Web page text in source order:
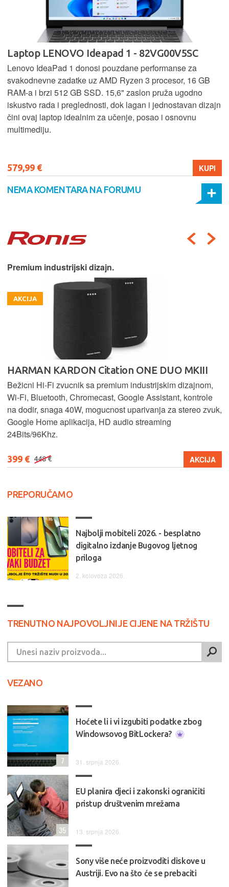
Laptop LENOVO Ideapad 1 - 82VG00V5SC
Lenovo IdeaPad 1 donosi pouzdane performanse za
svakodnevne zadatke uz AMD Ryzen 3 procesor, 16 GB
RAM-a i brzi 512 GB SSD. 15,6" zaslon pruža ugodno
iskustvo rada i preglednosti, dok lagan i jednostavan dizajn
čini ovaj laptop idealnim za učenje, posao i osnovnu
multimediju.
579,99 € KUPI
NEMA KOMENTARA NA FORUMU
Premium industrijski dizajn.
AKCIJA
HARMAN KARDON Citation ONE DUO MKIII
Bežicni Hi-Fi zvucnik sa premium industrijskim dizajnom,
Wi-Fi, Bluetooth, Chromecast, Google Assistant, kontrole
na dodir, snaga 40W, mogucnost uparivanja za stereo zvuk,
Google Home aplikacija, HD audio streaming
24Bits/96Khz.
399 € 448 € AKCIJA
PREPORUČAMO
Najbolji mobiteli 2026. - besplatno
digitalno izdanje Bugovog ljetnog
priloga
2. kolovoza 2026.
TRENUTNO NAJPOVOLJNIJE CIJENE NA TRŽIŠTU
VEZANO
Hoćete li i vi izgubiti podatke zbog
Windowsovog BitLockera?
31. srpnja 2026.
7
EU planira djeci i zakonski ograničiti
pristup društvenim mrežama
13. srpnja 2026.
35
Sony više neće proizvoditi diskove u
Austriji. Evo na što će se prebaciti